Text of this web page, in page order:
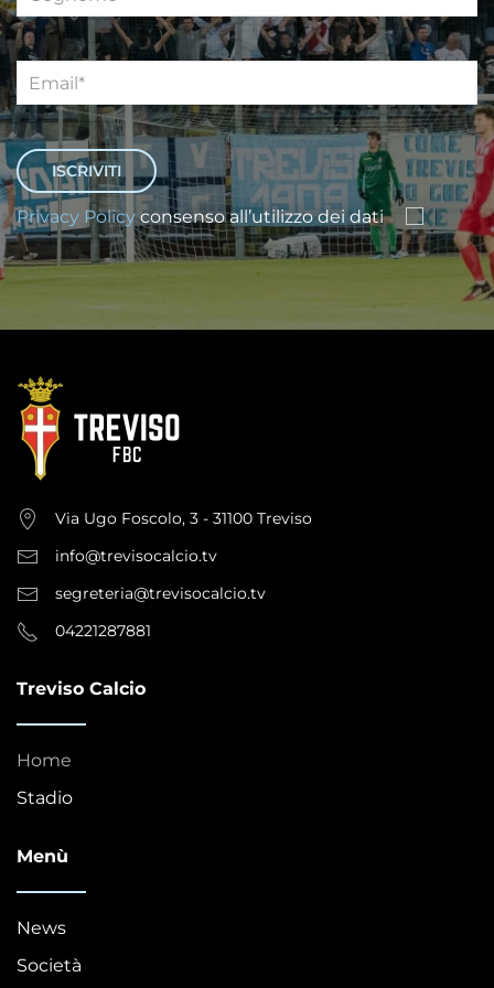
Privacy Policyconsenso all’utilizzo dei dati
Via Ugo Foscolo, 3 - 31100 Treviso
info@trevisocalcio.tv
segreteria@trevisocalcio.tv
04221287881
Treviso Calcio
Home
Stadio
Menù
News
Società